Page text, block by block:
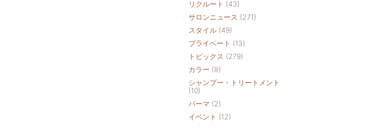
リクルート (43)
サロンニュース (271)
スタイル (49)
プライベート (13)
トピックス (279)
カラー (8)
シャンプー・トリートメント
(10)
パーマ (2)
イベント (12)